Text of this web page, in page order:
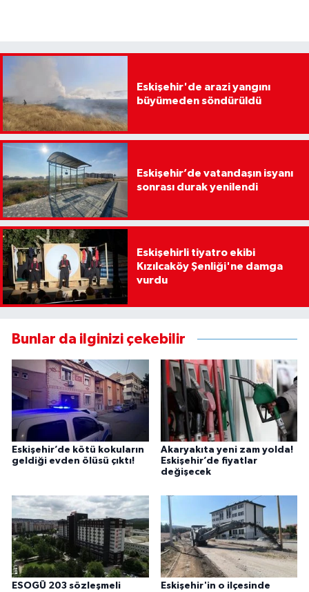
Eskişehir'de arazi yangını
büyümeden söndürüldü
Eskişehir’de vatandaşın isyanı
sonrası durak yenilendi
Eskişehirli tiyatro ekibi
Kızılcaköy Şenliği'ne damga
vurdu
Bunlar da ilginizi çekebilir
Eskişehir’de kötü kokuların
geldiği evden ölüsü çıktı!
Akaryakıta yeni zam yolda!
Eskişehir’de fiyatlar
değişecek
ESOGÜ 203 sözleşmeli Eskişehir'in o ilçesinde